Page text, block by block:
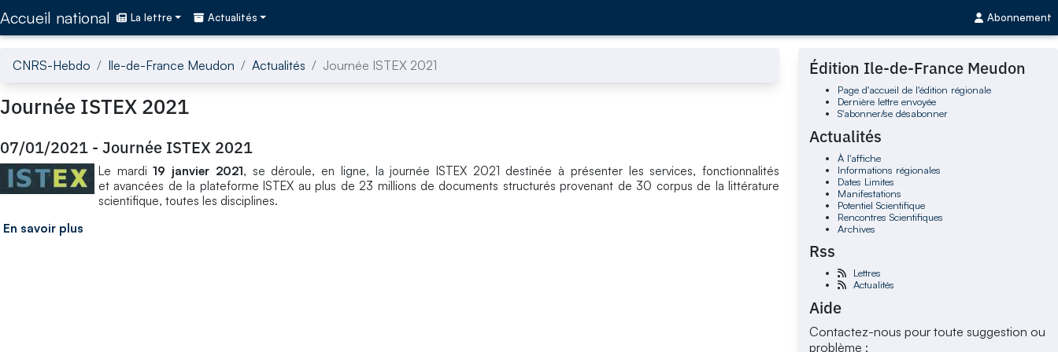
Accueil national La lettre Actualités Abonnement
CNRS-Hebdo Ile-de-France Meudon Actualités Journée ISTEX 2021
Journée ISTEX 2021
07/01/2021 - Journée ISTEX 2021
Le mardi19 janvier 2021, se déroule, en ligne, la journée ISTEX 2021 destinée à présenter les services, fonctionnalités
et avancées de la plateforme ISTEX au plus de 23 millions de documents structurés provenant de 30 corpus de la littérature
scientifique, toutes les disciplines.
En savoir plus
Édition Ile-de-France Meudon
Page d'accueil de l'édition régionale
Dernière lettre envoyée
S'abonner/se désabonner
Actualités
À l'affiche
Informations régionales
Dates Limites
Manifestations
Potentiel Scientifique
Rencontres Scientifiques
Archives
Rss
Lettres
Actualités
Aide
Contactez-nous pour toute suggestion ou
problème :